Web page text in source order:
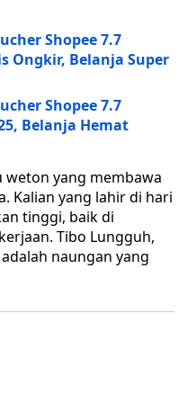
Shopee 7.7
Ongkir, Belanja Super
Shopee 7.7
Belanja Hemat
weton yang membawa
Kalian yang lahir di hari
tinggi, baik di
Tibo Lungguh,
naungan yang